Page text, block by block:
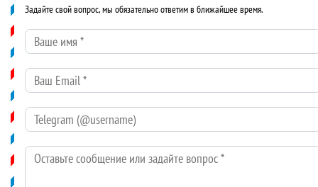
Задайте свой вопрос, мы обязательно ответим в ближайшее время.
Ваше имя *
Ваш Email*
Telegram (@username)
Оставьте сообщение или задайте вопрос *